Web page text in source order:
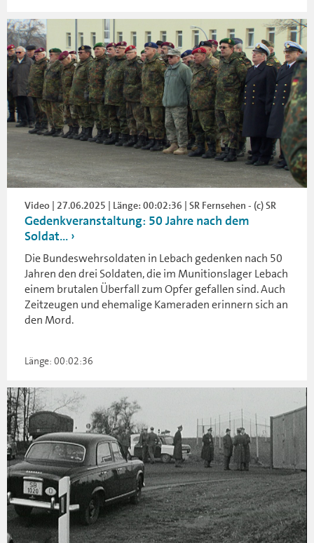
Video | 27.06.2025 | Länge: 00:02:36 | SR Fernsehen - (c) SR
Gedenkveranstaltung: 50 Jahre nach dem
Soldat...
Die Bundeswehrsoldaten in Lebach gedenken nach 50
Jahren den drei Soldaten, die im Munitionslager Lebach
einem brutalen Überfall zum Opfer gefallen sind. Auch
Zeitzeugen und ehemalige Kameraden erinnern sich an
den Mord.
Länge: 00:02:36